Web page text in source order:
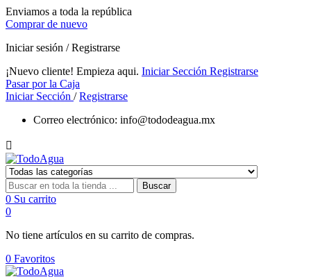
Enviamos a toda la república
Comprar de nuevo
Iniciar sesión / Registrarse
¡Nuevo cliente! Empieza aqui. Iniciar Sección Registrarse
Pasar por la Caja
Iniciar Sección /Registrarse
Correo electrónico: info@tododeagua.mx

Buscar
0 Su carrito
0
No tiene artículos en su carrito de compras.
0 Favoritos